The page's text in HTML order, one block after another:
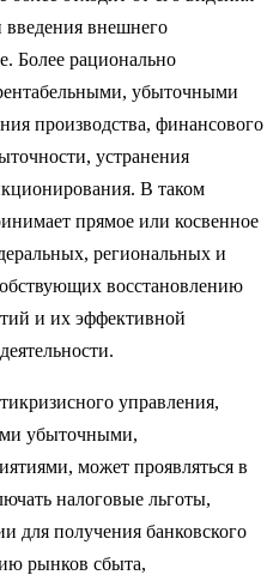
внешнего
Более рационально
убыточными
производства, финансового
устранения
В таком
прямое или косвенное
региональных и
восстановлению
и их эффективной
управления,
убыточными,
может проявляться в
налоговые льготы,
для получения банковского
рынков сбыта,